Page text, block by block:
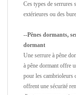
Ces types de serrures
extérieures ou des
--Pênes dormants,
dormant
Une serrure à pêne
à pêne dormant offre
pour les cambrioleurs
offrent une sécurité